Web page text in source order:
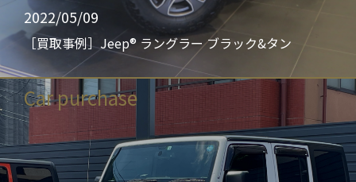
2022/05/09
［買取事例］Jeep® ラングラー ブラック&タン
Car purchase